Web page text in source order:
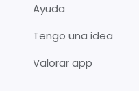
Ayuda
Tengo una idea
Valorar app